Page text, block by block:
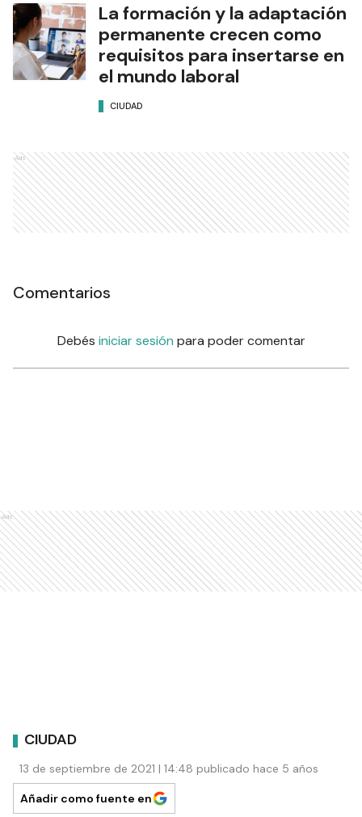
La formación y la adaptación
permanente crecen como
requisitos para insertarse en
el mundo laboral
CIUDAD
Ads
Comentarios
Debés iniciar sesión para poder comentar
Ads
CIUDAD
13 de septiembre de 2021 | 14:48 publicado hace 5 años
Añadir como fuente en